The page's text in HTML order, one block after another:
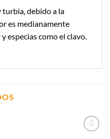
debido a la
es medianamente
especias como el clavo.